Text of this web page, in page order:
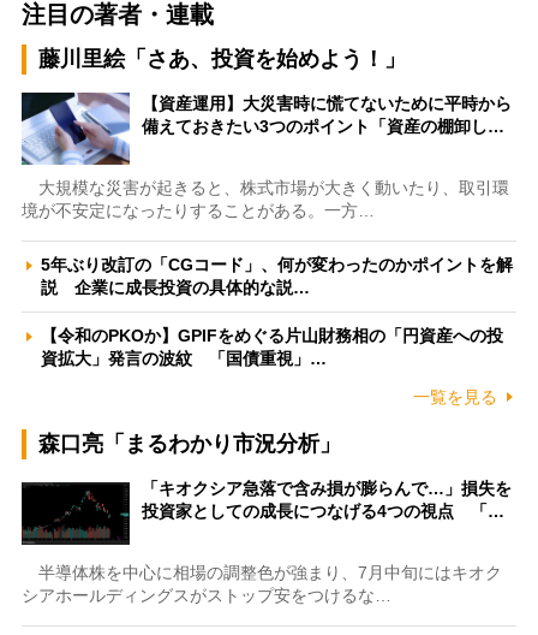
注目の著者・連載
藤川里絵「さあ、投資を始めよう！」
【資産運用】大災害時に慌てないために平時から
備えておきたい3つのポイント「資産の棚卸し…
大規模な災害が起きると、株式市場が大きく動いたり、取引環
境が不安定になったりすることがある。一方…
5年ぶり改訂の「CGコード」、何が変わったのかポイントを解
説 企業に成長投資の具体的な説…
【令和のPKOか】GPIFをめぐる片山財務相の「円資産への投
資拡大」発言の波紋 「国債重視」…
一覧を見る
森口亮「まるわかり市況分析」
「キオクシア急落で含み損が膨らんで…」損失を
投資家としての成長につなげる4つの視点 「…
半導体株を中心に相場の調整色が強まり、7月中旬にはキオク
シアホールディングスがストップ安をつけるな…